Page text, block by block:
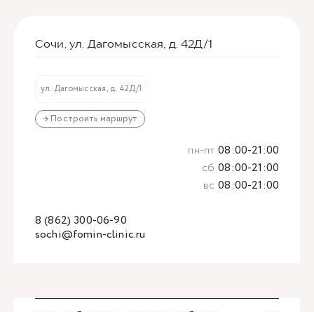
Сочи, ул. Дагомысская, д. 42Д/1
ул. Дагомысская, д. 42Д/1
→ Построить маршрут
sochi@fomin-clinic.ru
8 (862) 300-06-90
пн-пт 08:00-21:00
сб 08:00-21:00
вс 08:00-21:00